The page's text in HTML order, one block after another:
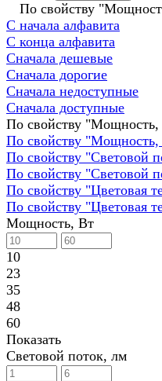
По свойству
С начала алфавита
С конца алфавита
Сначала дешевые
Сначала дорогие
Сначала недоступные
Сначала доступные
По свойству "Мощность,
По свойству
По свойству "Световой
По свойству "Световой
По свойству "Цветовая
По свойству "Цветовая
Мощность, Вт
10
23
35
48
60
Показать
Световой поток, лм